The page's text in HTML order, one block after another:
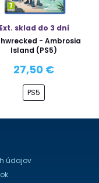
Ext. sklad do 3 dní
- Ambrosia
Island (PS5)
27,50 €
PS5
údajov